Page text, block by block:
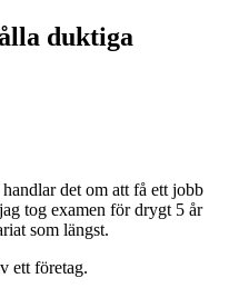
duktiga
det om att få ett jobb
tog examen för drygt 5 år
som längst.
ett företag.